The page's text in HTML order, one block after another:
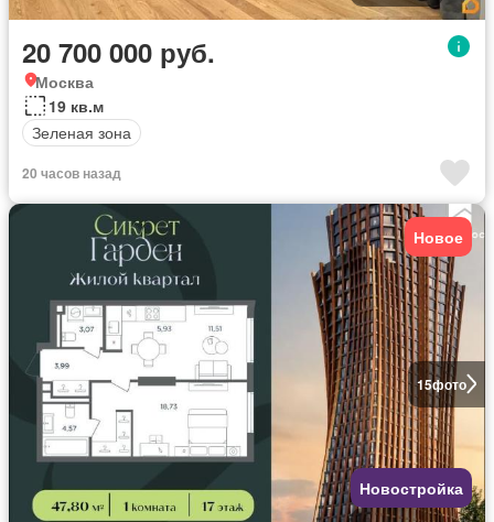
20 700 000 руб.
Москва
19 кв.м
Зеленая зона
20 часов назад
15фото
Новое
Новостройка